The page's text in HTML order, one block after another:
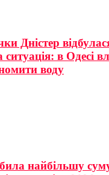
Дністер
ситуація: в Одесі
воду
найбільшу